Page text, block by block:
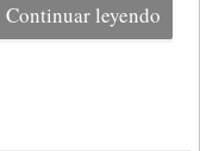
Continuar leyendo